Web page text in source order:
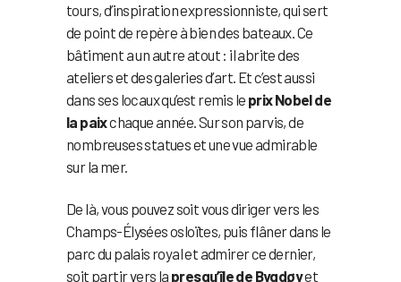
tours, d’inspiration expressionniste, qui sert
de point de repère à bien des bateaux. Ce
bâtiment a un autre atout : il abrite des
ateliers et des galeries d’art. Et c’est aussi
dans ses locaux qu’est remis le prix Nobel de
la paixchaque année. Sur son parvis, de
nombreuses statues et une vue admirable
sur la mer.
De là, vous pouvez soit vous diriger vers les
Champs-Élysées osloïtes, puis flâner dans le
parc du palais royal et admirer ce dernier,
soit partir vers la presqu’île de Bygdøyet